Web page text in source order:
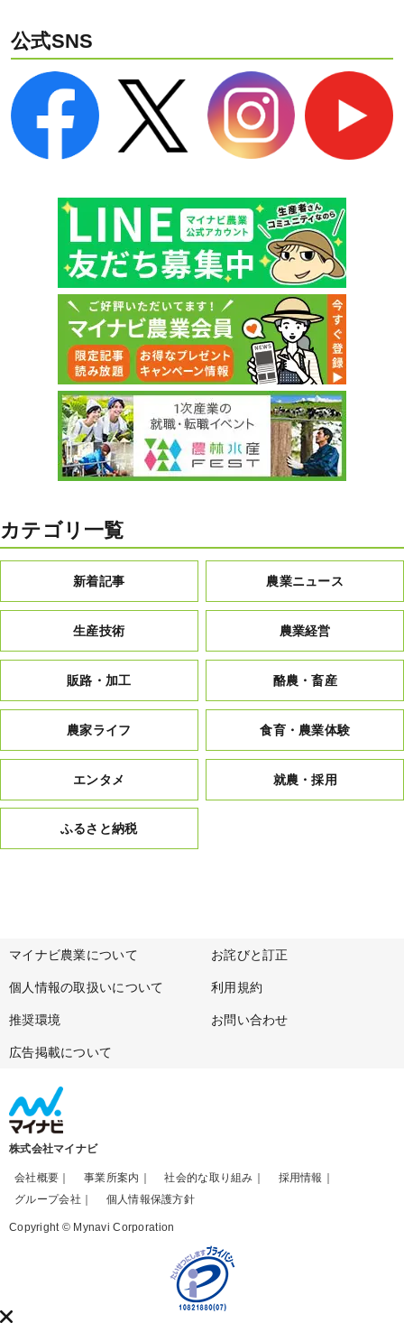
公式SNS
カテゴリ一覧
新着記事 農業ニュース
生産技術 農業経営
販路・加工 酪農・畜産
農家ライフ 食育・農業体験
エンタメ 就農・採用
ふるさと納税
マイナビ農業について お詫びと訂正
個人情報の取扱いについて 利用規約
推奨環境 お問い合わせ
広告掲載について
株式会社マイナビ
会社概要 事業所案内 社会的な取り組み
採用情報
グループ会社
個人情報保護方針
Copyright © Mynavi Corporation